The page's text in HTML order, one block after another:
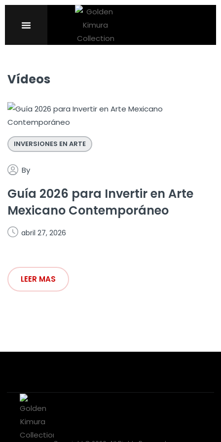
Vídeos
INVERSIONES EN ARTE
By
Guía 2026 para Invertir en Arte
Mexicano Contemporáneo
abril 27, 2026
LEER MAS
Sign in
Remember me